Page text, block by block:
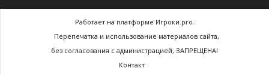
Работает на платформе Игроки.pro.
Перепечатка и использование материалов сайта,
без согласования с администрацией, ЗАПРЕЩЕНА!
Контакт